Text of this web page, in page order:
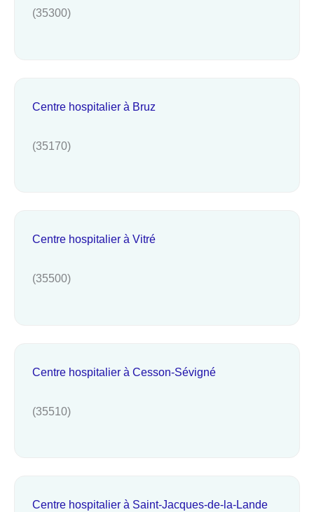
(35300)
Centre hospitalier à Bruz
(35170)
Centre hospitalier à Vitré
(35500)
Centre hospitalier à Cesson-Sévigné
(35510)
Centre hospitalier à Saint-Jacques-de-la-Lande